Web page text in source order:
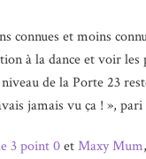
connues et moins
à la dance et voir les
de la Porte 23
jamais vu ça ! »,
3 point 0etMaxy Mum